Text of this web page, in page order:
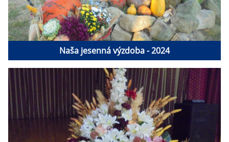
Naša jesenná výzdoba - 2024